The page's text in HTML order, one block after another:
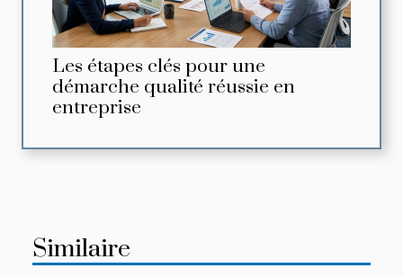
Les étapes clés pour une
démarche qualité réussie en
entreprise
Similaire